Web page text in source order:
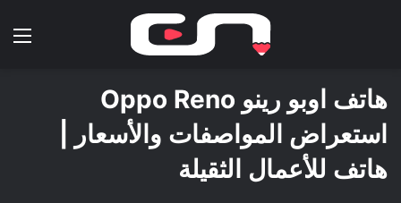
هاتف اوبو رينو Oppo Reno
استعراض المواصفات والأسعار |
هاتف للأعمال الثقيلة